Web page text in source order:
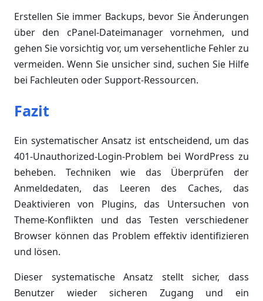
Erstellen Sie immer Backups, bevor Sie Änderungen
über den cPanel-Dateimanager vornehmen, und
gehen Sie vorsichtig vor, um versehentliche Fehler zu
vermeiden. Wenn Sie unsicher sind, suchen Sie Hilfe
bei Fachleuten oder Support-Ressourcen.
Fazit
Ein systematischer Ansatz ist entscheidend, um das
401-Unauthorized-Login-Problem bei WordPress zu
beheben. Techniken wie das Überprüfen der
Anmeldedaten, das Leeren des Caches, das
Deaktivieren von Plugins, das Untersuchen von
Theme-Konflikten und das Testen verschiedener
Browser können das Problem effektiv identifizieren
und lösen.
Dieser systematische Ansatz stellt sicher, dass
Benutzer wieder sicheren Zugang und ein